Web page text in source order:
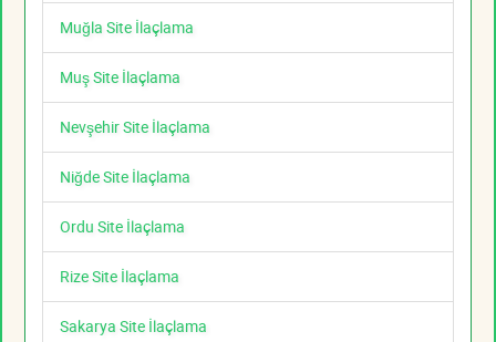
Muğla Site İlaçlama
Muş Site İlaçlama
Nevşehir Site İlaçlama
Niğde Site İlaçlama
Ordu Site İlaçlama
Rize Site İlaçlama
Sakarya Site İlaçlama